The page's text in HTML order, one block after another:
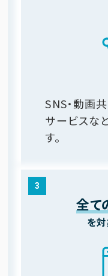
SNS・動画
サービスな
す。
3
全て
を